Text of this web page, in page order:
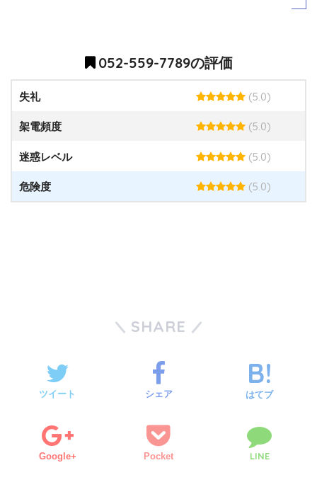
052-559-7789の評価
失礼 (5.0)
架電頻度 (5.0)
迷惑レベル (5.0)
危険度 (5.0)
SHARE
ツイート シェア はてブ
Google+ Pocket LINE